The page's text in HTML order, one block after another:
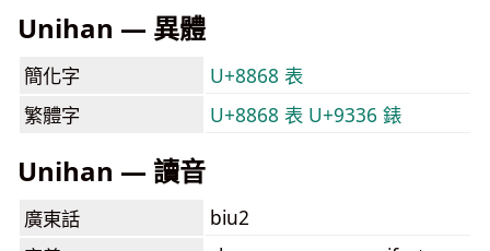
Unihan — 異體
簡化字
U+8868 表
繁體字
U+8868 表 U+9336 錶
Unihan — 讀音
廣東話
biu2